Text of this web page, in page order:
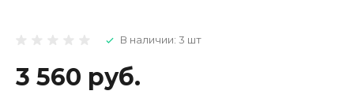
В наличии: 3 шт
3 560 руб.